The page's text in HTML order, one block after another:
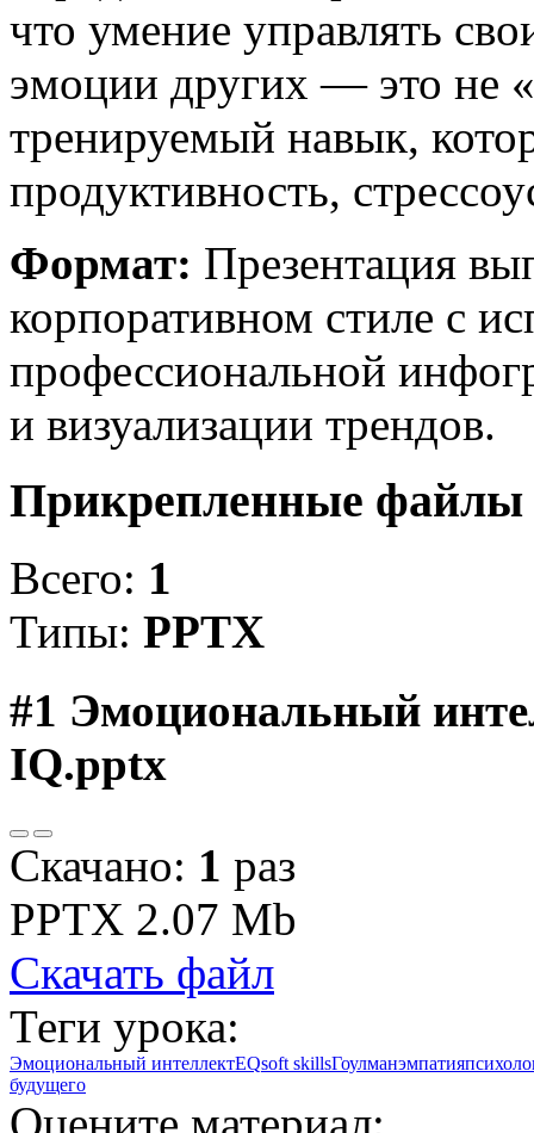
что умение управлять
эмоции других — это не
тренируемый навык,
продуктивность,
Формат: Презентация
корпоративном стиле с
профессиональной
и визуализации трендов.
Прикрепленные файлы
Всего: 1
Типы: PPTX
#1 Эмоциональный
IQ.pptx
Скачано: 1 раз
PPTX 2.07 Mb
Скачать файл
Теги урока:
Эмоциональный интеллектEQsoft skillsГоулманэмпатия
будущего
Оцените материал: